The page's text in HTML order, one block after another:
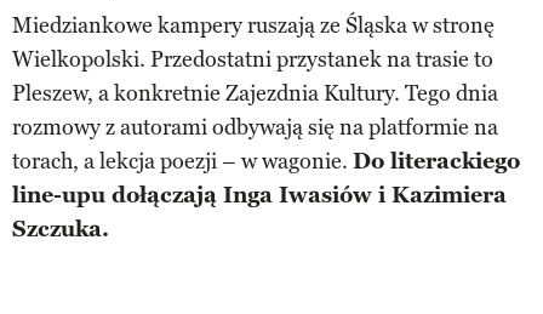
Miedziankowe kampery ruszają ze Śląska w stronę
Wielkopolski. Przedostatni przystanek na trasie to
Pleszew, a konkretnie Zajezdnia Kultury. Tego dnia
rozmowy z autorami odbywają się na platformie na
torach, a lekcja poezji – w wagonie. Do literackiego
line-upu dołączają Inga Iwasiów i Kazimiera
Szczuka.